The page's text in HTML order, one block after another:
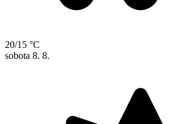
20/15 °C
sobota 8. 8.